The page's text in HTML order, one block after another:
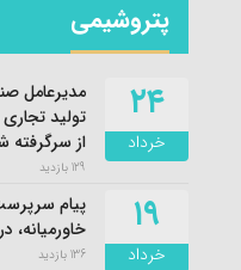
پتروشیمی
۲۴
خرداد
مدیرعامل
تولید
از سرگرفته
129 بازدید
۱۹
خرداد
پیام
خاورمیانه،
136 بازدید